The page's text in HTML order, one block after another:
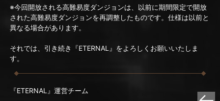
※今回開放される高難易度ダンジョンは、以前に期間限定で開放
された高難易度ダンジョンを再調整したものです。仕様は以前と
異なる場合があります。
それでは、引き続き『ETERNAL』をよろしくお願いいたしま
す。
『ETERNAL』運営チーム